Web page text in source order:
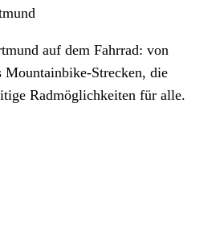
auf dem Fahrrad: von
Mountainbike-Strecken, die
Radmöglichkeiten für alle.